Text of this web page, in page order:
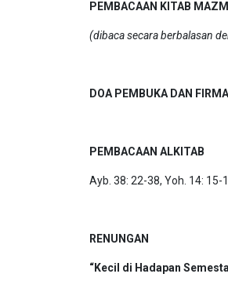
PEMBACAAN KITAB
(dibaca secara berbalasan
DOA PEMBUKA DAN
PEMBACAAN ALKITAB
Ayb. 38: 22-38, Yoh. 14: 15-
RENUNGAN
“Kecil di Hadapan